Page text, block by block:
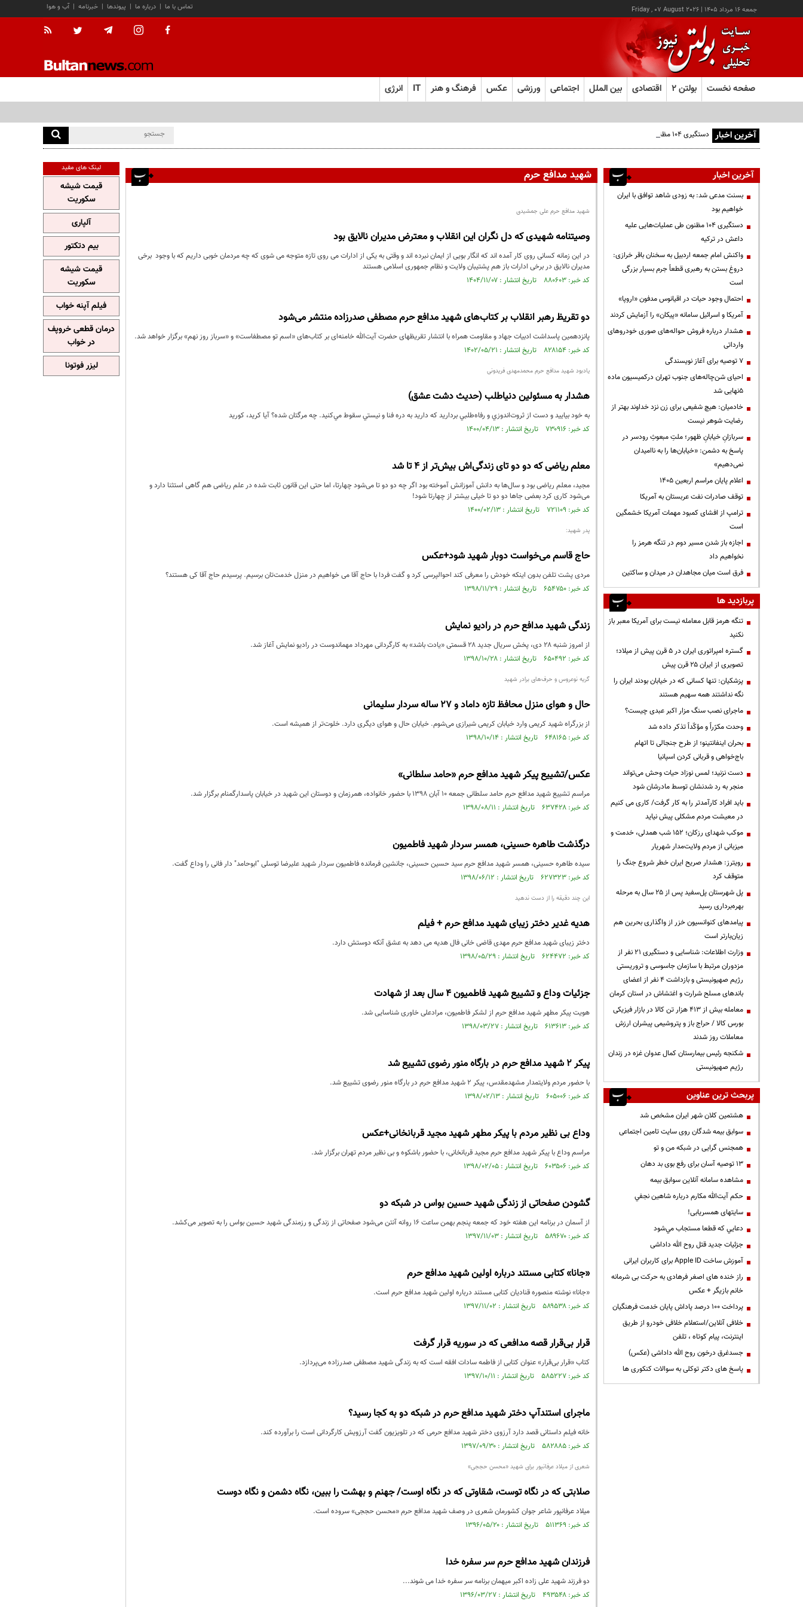
جمعه ۱۶ مرداد ۱۴۰۵ |
Friday , 07 August 2026 آب و هوا | خبرنامه | پیوندها | درباره ما | تماس با ما
صفحه نخست بولتن ۲ اقتصادی بین الملل اجتماعی ورزشی عکس فرهنگ و هنر IT انرژی
آخرین اخبار دستگیری ۱۰۴ مظنون طی عملیات‌هایی علیه داعش در ترکیه
شهید مدافع حرم
شهید مدافع حرم علی جمشیدی
وصیتنامه شهیدی که دل نگران این انقلاب و معترض مدیران نالایق بود
در این زمانه کسانی روی کار آمده اند که انگار بویی از ایمان نبرده اند و وقتی به یکی از ادارات می روی تازه متوجه می شوی که چه مردمان خوبی داریم که با وجود برخی
مدیران نالایق در برخی ادارات باز هم پشتیبان ولایت و نظام جمهوری اسلامی هستند
کد خبر: ۸۸۰۶۰۳ تاریخ انتشار : ۱۴۰۴/۱۱/۰۷
دو تقریظ رهبر انقلاب بر کتاب‌های شهید مدافع حرم مصطفی صدرزاده منتشر می‌شود
پانزدهمین پاسداشت ادبیات جهاد و مقاومت همراه با انتشار تقریظهای حضرت آیت‌الله خامنه‌ای بر کتاب‌های «اسم تو مصطفاست» و «سرباز روز نهم» برگزار خواهد شد.
کد خبر: ۸۲۸۱۵۴ تاریخ انتشار : ۱۴۰۲/۰۵/۲۱
یادبود شهید مدافع حرم محمدمهدی فریدونی
هشدار به مسئولین دنیا‌طلب (حدیث دشت عشق)
به خود بياييد و دست از ثروت‌اندوزي و رفاه‌طلبي برداريد كه داريد به دره فنا و نيستي سقوط مي‌كنيد. چه مرگتان شده؟ آيا كريد، كوريد
کد خبر: ۷۳۰۹۱۶ تاریخ انتشار : ۱۴۰۰/۰۴/۱۳
معلم ریاضی که دو دو تای زندگی‌اش بیش‌تر از ۴ تا شد
مجید، معلم ریاضی بود و سال‌ها به دانش آموزانش آموخته بود اگر چه دو دو تا می‌شود چهارتا، اما حتی این قانون ثابت شده در علم ریاضی هم گاهی استثنا دارد و
می‌شود کاری کرد بعضی جاها دو دو تا خیلی بیشتر از چهارتا شود!
کد خبر: ۷۲۱۱۰۹ تاریخ انتشار : ۱۴۰۰/۰۲/۱۳
پدر شهید:
حاج قاسم می‌خواست دوبار شهید شود+عکس
مردی پشت تلفن بدون اینکه خودش را معرفی کند احوالپرسی کرد و گفت فردا با حاج آقا می خواهیم در منزل خدمت‌تان برسیم. پرسیدم حاج آقا کی هستند؟
کد خبر: ۶۵۴۷۵۰ تاریخ انتشار : ۱۳۹۸/۱۱/۲۹
زندگی شهید مدافع حرم در رادیو نمایش
از امروز شنبه ۲۸ دی، پخش سریال جدید ۲۸ قسمتی «یادت باشد» به کارگردانی مهرداد مهماندوست در رادیو نمایش آغاز شد.
کد خبر: ۶۵۰۴۹۲ تاریخ انتشار : ۱۳۹۸/۱۰/۲۸
گریه نوعروس و حرف‌های برادر شهید
حال و هوای منزل محافظ تازه داماد و ۲۷ ساله سردار سلیمانی
از بزرگراه شهید کریمی وارد خیابان کریمی شیرازی می‌شوم. خیابان حال و هوای دیگری دارد. خلوت‌تر از همیشه است.
کد خبر: ۶۴۸۱۶۵ تاریخ انتشار : ۱۳۹۸/۱۰/۱۴
عکس/تشییع پیکر شهید مدافع حرم «حامد سلطانی»
مراسم تشییع شهید مدافع حرم حامد سلطانی جمعه ۱۰ آبان ۱۳۹۸ با حضور خانواده، همرزمان و دوستان این شهید در خیابان پاسدارگمنام برگزار شد.
کد خبر: ۶۳۷۴۲۸ تاریخ انتشار : ۱۳۹۸/۰۸/۱۱
درگذشت طاهره حسینی، همسر سردار شهید فاطمیون
سیده طاهره حسینی، همسر شهید مدافع حرم سید حسین حسینی، جانشین فرمانده فاطمیون سردار شهید علیرضا توسلی "ابوحامد" دار فانی را وداع گفت.
کد خبر: ۶۲۷۳۲۳ تاریخ انتشار : ۱۳۹۸/۰۶/۱۲
این چند دقیقه را از دست ندهید
هدیه غدیر دختر زیبای شهید مدافع حرم + فیلم
دختر زیبای شهید مدافع حرم مهدی قاضی خانی فال هدیه می دهد به عشق آنکه دوستش دارد.
کد خبر: ۶۲۴۴۷۲ تاریخ انتشار : ۱۳۹۸/۰۵/۲۹
جزئیات وداع و تشییع شهید فاطمیون ۴ سال بعد از شهادت
هویت پیکر مطهر شهید مدافع حرم از لشکر فاطمیون، مرادعلی خاوری شناسایی شد.
کد خبر: ۶۱۳۶۱۳ تاریخ انتشار : ۱۳۹۸/۰۳/۲۷
پیکر ۲ شهید مدافع حرم در بارگاه منور رضوی تشییع شد
با حضور مردم ولایتمدار مشهدمقدس، پیکر ۲ شهید مدافع حرم در بارگاه منور رضوی تشییع شد.
کد خبر: ۶۰۵۰۰۶ تاریخ انتشار : ۱۳۹۸/۰۲/۱۳
وداع بی نظیر مردم با پیکر مطهر شهید مجید قربانخانی+عکس
مراسم وداع با پیکر شهید مدافع حرم مجید قربانخانی، با حضور باشکوه و بی نظیر مردم تهران برگزار شد.
کد خبر: ۶۰۳۵۰۶ تاریخ انتشار : ۱۳۹۸/۰۲/۰۵
گشودن صفحاتی از زندگی شهید حسین بواس در شبکه دو
از آسمان در برنامه این هفته خود که جمعه پنجم بهمن ساعت ۱۶ روانه آنتن می‌شود صفحاتی از زندگی و رزمندگی شهید حسین بواس را به تصویر می‌کشد.
کد خبر: ۵۸۹۶۷۰ تاریخ انتشار : ۱۳۹۷/۱۱/۰۳
«جانا» کتابی مستند درباره اولین شهید مدافع حرم
«جانا» نوشته منصوره قنادیان کتابی مستند درباره اولین شهید مدافع حرم است.
کد خبر: ۵۸۹۵۳۸ تاریخ انتشار : ۱۳۹۷/۱۱/۰۲
قرار بی‌قرار قصه مدافعی که در سوریه قرار گرفت
کتاب «قرار بی‌قرار» عنوان کتابی از فاطمه سادات افقه است که به زندگی شهید مصطفی صدرزاده می‌پردازد.
کد خبر: ۵۸۵۲۲۷ تاریخ انتشار : ۱۳۹۷/۱۰/۱۱
ماجرای استندآپ دختر شهید مدافع حرم در شبکه دو به کجا رسید؟
خانه فیلم داستانی قصد دارد آرزوی دختر شهید مدافع حرمی که در تلویزیون گفت آرزویش کارگردانی است را برآورده کند.
کد خبر: ۵۸۲۸۸۵ تاریخ انتشار : ۱۳۹۷/۰۹/۳۰
شعری از میلاد عرفانپور برای شهید «محسن حججی»
صلابتی که در نگاه توست، شقاوتی که در نگاه اوست/ جهنم و بهشت را ببین، نگاه دشمن و نگاه دوست
میلاد عرفانپور شاعر جوان کشورمان شعری در وصف شهید مدافع حرم «محسن حججی» سروده است.
کد خبر: ۵۱۱۳۶۹ تاریخ انتشار : ۱۳۹۶/۰۵/۲۰
فرزندان شهید مدافع حرم سر سفره خدا
دو فرزند شهید علی زاده اکبر میهمان برنامه سر سفره خدا می شوند...
کد خبر: ۴۹۳۵۴۸ تاریخ انتشار : ۱۳۹۶/۰۳/۲۷
آخرین اخبار
بسنت مدعی شد: به زودی شاهد توافق با ایران
خواهیم بود
دستگیری ۱۰۴ مظنون طی عملیات‌هایی علیه
داعش در ترکیه
واکنش امام جمعه اردبیل به سخنان باقر خرازی:
دروغ بستن به رهبری قطعاً جرم بسیار بزرگی
است
احتمال وجود حیات در اقیانوس مدفون «اروپا»
آمریکا و اسرائیل سامانه «پیکان» را آزمایش کردند
هشدار درباره فروش حواله‌های صوری خودروهای
وارداتی
۷ توصیه برای آغاز نویسندگی
احیای شن‌چاله‌های جنوب تهران درکمیسیون ماده
۵نهایی شد
خادمیان: هیچ شفیعی برای زن نزد خداوند بهتر از
رضایت شوهر نیست
سربازانِ خیابانِ ظهور؛ ملتِ مبعوثِ رودسر در
پاسخ به دشمن: «خیابان‌ها را به ناامیدان
نمی‌دهیم»
اعلام پایان مراسم اربعین ۱۴۰۵
توقف صادرات نفت عربستان به آمریکا
ترامپ از افشای کمبود مهمات آمریکا خشمگین
است
اجازه باز شدن مسیر دوم در تنگه هرمز را
نخواهیم داد
فرق است میان مجاهدان در میدان و ساکتین
پربازدید ها
تنگه هرمز قابل معامله نیست برای آمریکا معبر باز
نکنید
گستره امپراتوری ایران در ۵ قرن پیش از میلاد؛
تصویری از ایران ۲۵ قرن پیش
پزشکیان: تنها کسانی که در خیابان بودند ایران را
نگه نداشتند همه سهیم هستند
ماجرای نصب سنگ مزار اکبر عبدی چیست؟
وحدت مکرّراً و مؤکّداً تذکر داده شد
بحران اینفانتینو؛ از طرح جنجالی تا اتهام
باج‌خواهی و قربانی کردن اسپانیا
دست نزنید؛ لمس نوزاد حیات وحش می‌تواند
منجر به رد شدنشان توسط مادرشان شود
باید افراد کارآمدتر را به کار گرفت/ کاری می کنیم
در معیشت مردم مشکلی پیش نیاید
موکب شهدای رزکان؛ ۱۵۲ شب همدلی، خدمت و
میزبانی از مردم ولایت‌مدار شهریار
رویترز: هشدار صریح ایران خطر شروع جنگ را
متوقف کرد
پل شهرستان پل‌سفید پس از ۲۵ سال به مرحله
بهره‌برداری رسید
پیامدهای کنوانسیون خزر از واگذاری بحرین هم
زیان‌بارتر است
وزارت اطلاعات: شناسایی و دستگیری ۲۱ نفر از
مزدوران مرتبط با سازمان جاسوسی و تروریستی
رژیم صهیونیستی و بازداشت ۴ نفر از اعضای
باندهای مسلح شرارت و اغتشاش در استان کرمان
معامله بیش از ۴۱۳ هزار تن کالا در بازار فیزیکی
بورس کالا / حراج باز و پتروشیمی پیشران ارزش
معاملات روز شدند
شکنجه رئیس بیمارستان کمال عدوان غزه در زندان
رژیم صهیونیستی
پربحث ترین عناوین
هشتمین کلان شهر ایران مشخص شد
سوابق بیمه شدگان روی سایت تامین اجتماعی
همجنس گرایی در شبکه من و تو
13 توصیه آسان برای رفع بوی بد دهان
مشاهده سامانه آنلاين سوابق بیمه
حكم آيت‌الله مكارم درباره شاهين نجفي
سایتهای همسریابی!
دعايي كه قطعا مستجاب مي‌شود
جزئیات جدید قتل روح الله داداشی
آموزش ساخت Apple ID برای کاربران ایرانی
راز خنده های اصغر فرهادی به حرکت بی شرمانه
خانم بازیگر + عکس
پرداخت ۱۰۰ درصد پاداش پایان خدمت فرهنگیان
خلافی آنلاین/استعلام خلافی خودرو از طریق
اینترنت، پیام کوتاه ، تلفن
جسدغرق درخون روح الله داداشی (عکس)
پاسخ های دکتر توکلی به سوالات کنکوری ها
لینک های مفید
قیمت شیشه
سکوریت
آلپاری
بیم دتکتور
قیمت شیشه
سکوریت
فیلم آپنه خواب
درمان قطعی خروپف
در خواب
لیزر فوتونا